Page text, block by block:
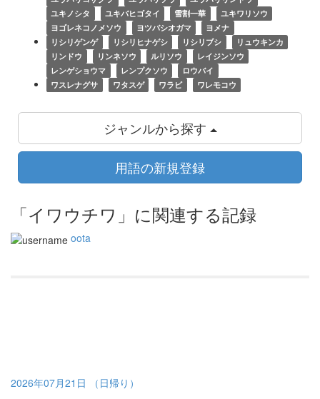
ユキノシタ
ユキバヒゴタイ 雪割一華
ユキワリソウ
ヨゴレネコノメソウ
ヨツバシオガマ
ヨメナ
リシリゲンゲ
リシリヒナゲシ リシリブシ
リュウキンカ
リンドウ
リンネソウ ルリソウ
レイジンソウ
レンゲショウマ
レンプクソウ
ロウバイ
ワスレナグサ
ワタスゲ ワラビ ワレモコウ
ジャンルから探す
用語の新規登録
「イワウチワ」に関連する記録
oota
2026年07月21日 （日帰り）